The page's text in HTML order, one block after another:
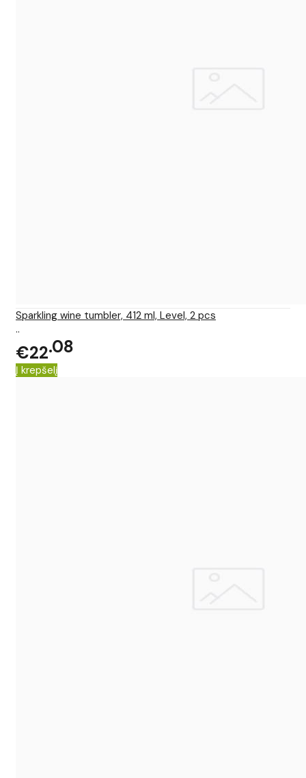
Sparkling wine tumbler, 412 ml, Level, 2 pcs
..
€22 08
Į krepšelį